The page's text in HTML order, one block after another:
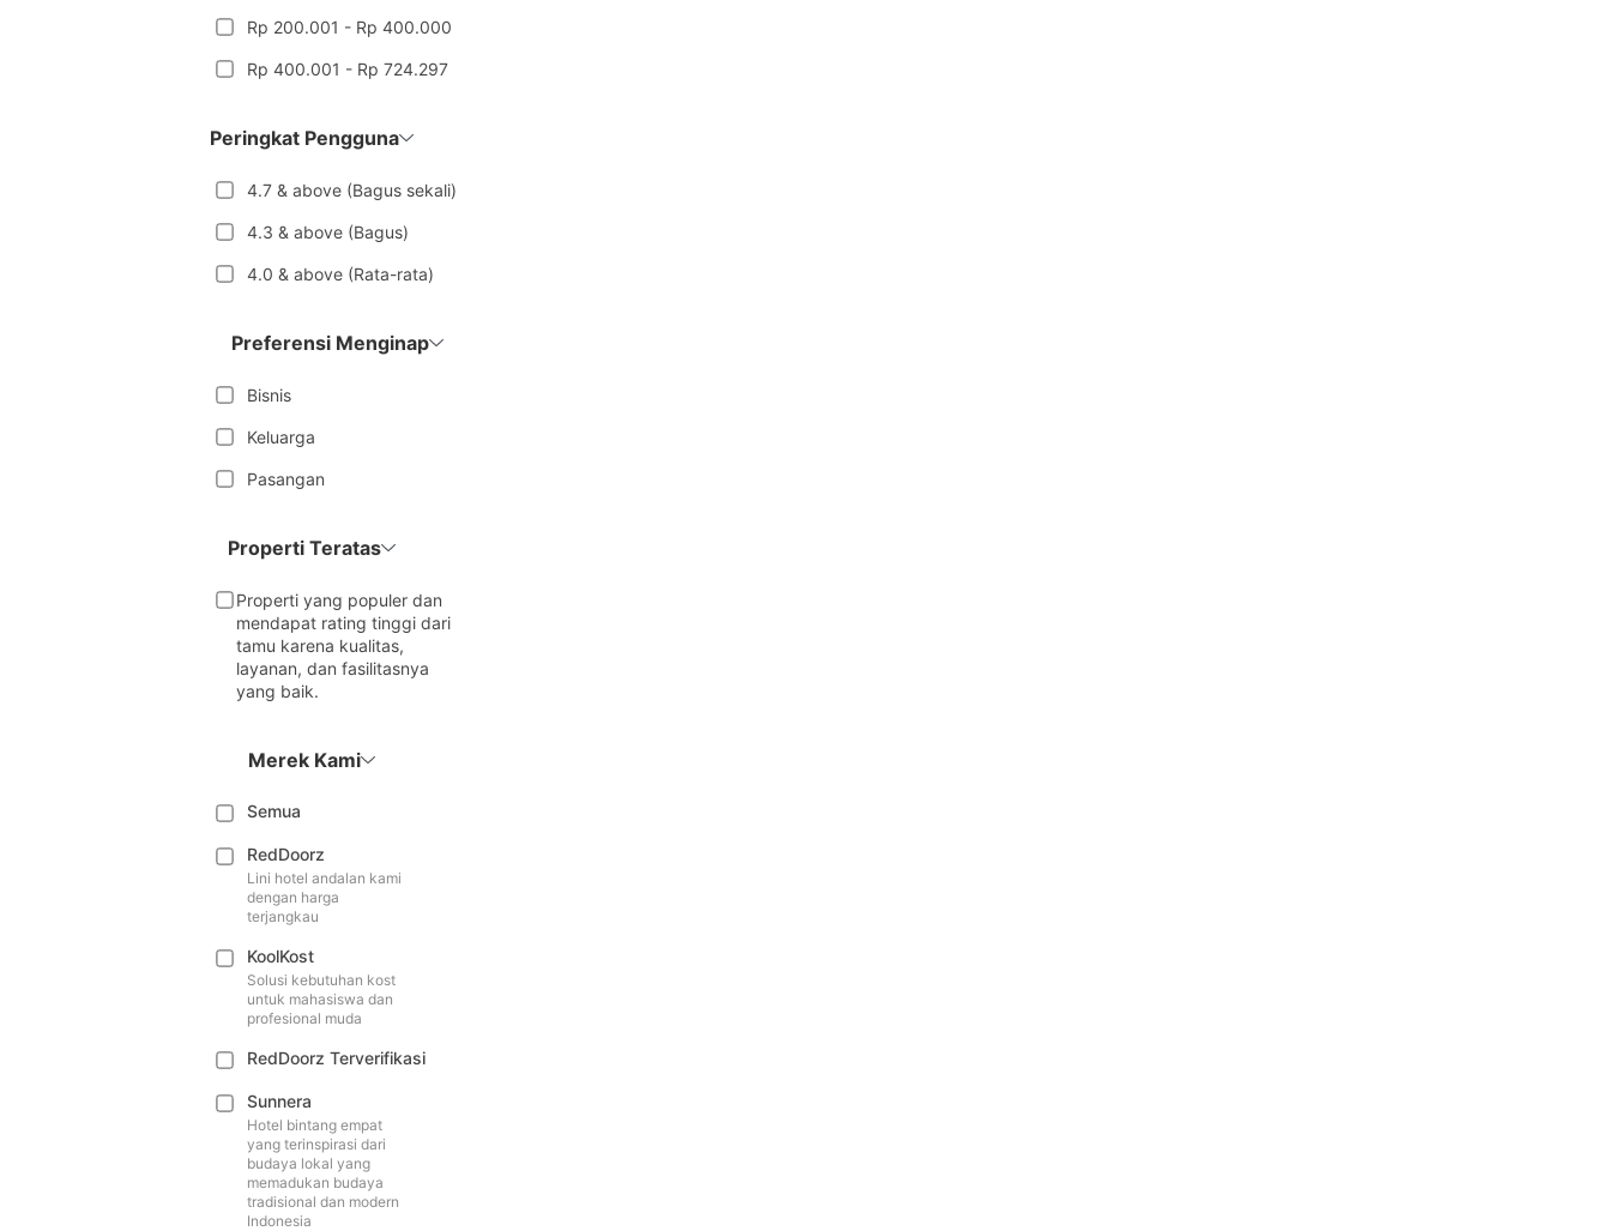
Rp 200.001 - Rp 400.000
Rp 400.001 - Rp 724.297
Peringkat Pengguna
4.7 & above (Bagus sekali)
4.3 & above (Bagus)
4.0 & above (Rata-rata)
Preferensi Menginap
Bisnis
Keluarga
Pasangan
Properti Teratas
Properti yang populer dan
mendapat rating tinggi dari
tamu karena kualitas,
layanan, dan fasilitasnya
yang baik.
Merek Kami
Semua
RedDoorz
Lini hotel andalan kami
dengan harga
terjangkau
KoolKost
Solusi kebutuhan kost
untuk mahasiswa dan
profesional muda
RedDoorz Terverifikasi
Sunnera
Hotel bintang empat
yang terinspirasi dari
budaya lokal yang
memadukan budaya
tradisional dan modern
Indonesia